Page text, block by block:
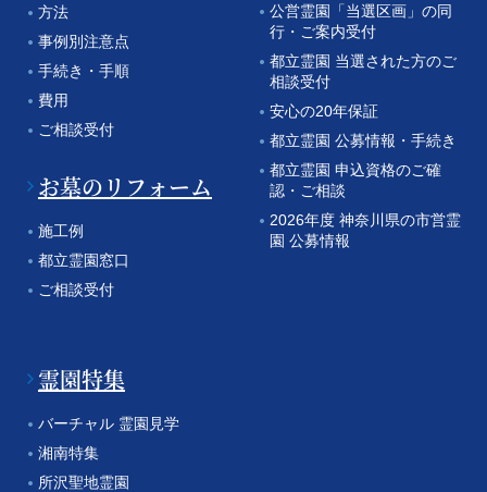
方法
事例別注意点
手続き・手順
費用
ご相談受付
お墓のリフォーム
施工例
都立霊園窓口
ご相談受付
公営霊園「当選区画」の同
行・ご案内受付
都立霊園 当選された方のご
相談受付
安心の20年保証
都立霊園 公募情報・手続き
都立霊園 申込資格のご確
認・ご相談
2026年度 神奈川県の市営霊
園 公募情報
霊園特集
バーチャル 霊園見学
湘南特集
所沢聖地霊園